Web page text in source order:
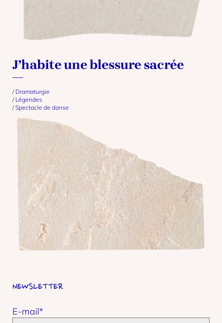
J’habite une blessure sacrée
Dramaturgie
Légendes
Spectacle de danse
NEWSLETTER
E-mail*